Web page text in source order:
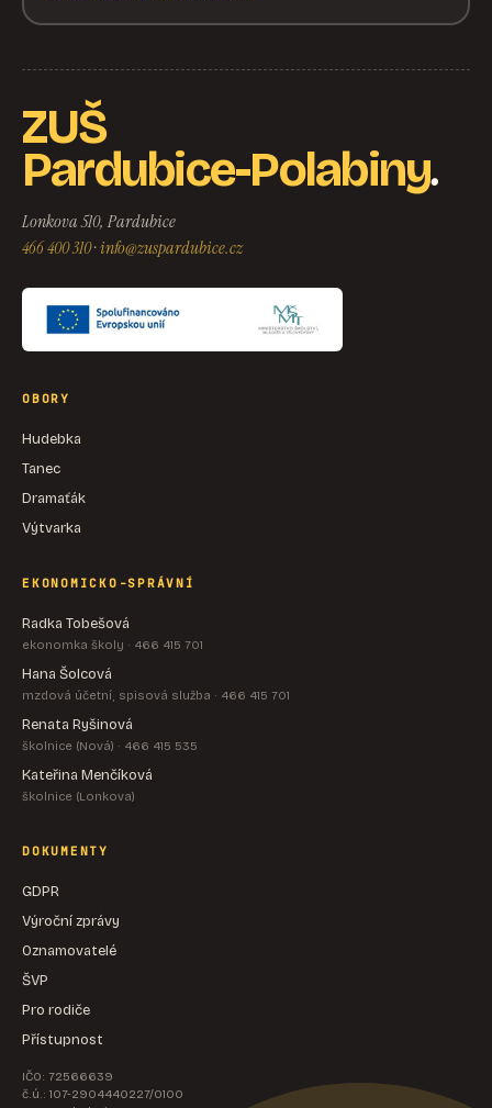
ZUŠ
Pardubice-Polabiny.
Lonkova 510, Pardubice
466 400 310·info@zuspardubice.cz
OBORY
Hudebka
Tanec
Dramaťák
Výtvarka
EKONOMICKO-SPRÁVNÍ
Radka Tobešová
ekonomka školy · 466 415 701
Hana Šolcová
mzdová účetní, spisová služba · 466 415 701
Renata Ryšinová
školnice (Nová) · 466 415 535
Kateřina Menčíková
školnice (Lonkova)
DOKUMENTY
GDPR
Výroční zprávy
Oznamovatelé
ŠVP
Pro rodiče
Přístupnost
IČO: 72566639
č.ú.: 107-2904440227/0100